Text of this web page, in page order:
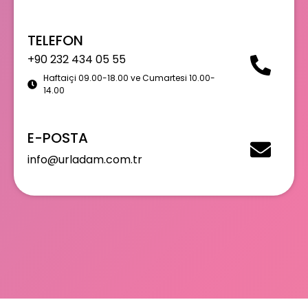
TELEFON
+90 232 434 05 55
Haftaiçi 09.00-18.00 ve Cumartesi 10.00-
14.00
E-POSTA
info@urladam.com.tr